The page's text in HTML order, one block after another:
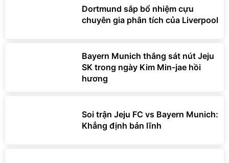
Dortmund sắp bổ nhiệm cựu
chuyên gia phân tích của Liverpool
Bayern Munich thắng sát nút Jeju
SK trong ngày Kim Min-jae hồi
hương
Soi trận Jeju FC vs Bayern Munich:
Khẳng định bản lĩnh